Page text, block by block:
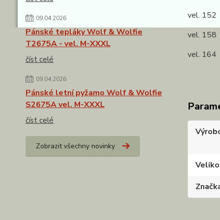
09.04.2026
Pánské tepláky Wolf & Wolfie
T2675A - vel. M-XXXL
číst celé
09.04.2026
Pánské letní pyžamo Wolf & Wolfie
S2675A vel. M-XXXL
číst celé
Zobrazit všechny novinky
vel. 152
vel. 158
vel. 164